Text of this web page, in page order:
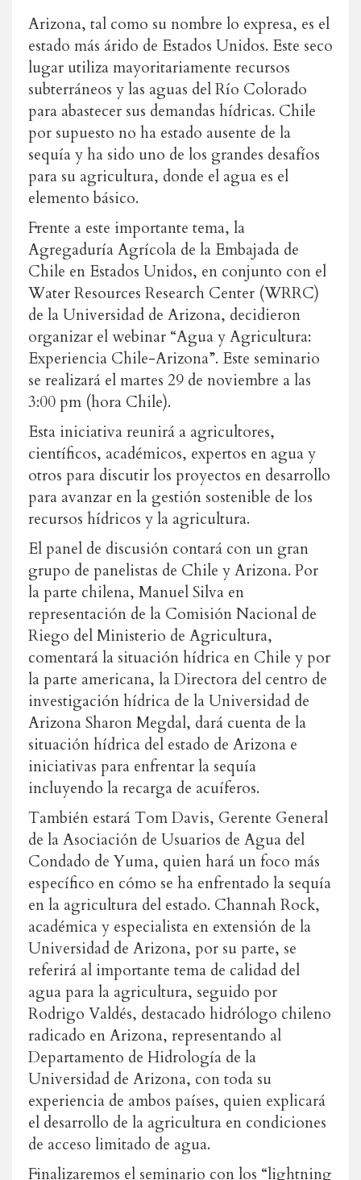
Arizona, tal como su nombre lo expresa, es el
estado más árido de Estados Unidos. Este seco
lugar utiliza mayoritariamente recursos
subterráneos y las aguas del Río Colorado
para abastecer sus demandas hídricas. Chile
por supuesto no ha estado ausente de la
sequía y ha sido uno de los grandes desafíos
para su agricultura, donde el agua es el
elemento básico.
Frente a este importante tema, la
Agregaduría Agrícola de la Embajada de
Chile en Estados Unidos, en conjunto con el
Water Resources Research Center (WRRC)
de la Universidad de Arizona, decidieron
organizar el webinar “Agua y Agricultura:
Experiencia Chile-Arizona”. Este seminario
se realizará el martes 29 de noviembre a las
3:00 pm (hora Chile).
Esta iniciativa reunirá a agricultores,
científicos, académicos, expertos en agua y
otros para discutir los proyectos en desarrollo
para avanzar en la gestión sostenible de los
recursos hídricos y la agricultura.
El panel de discusión contará con un gran
grupo de panelistas de Chile y Arizona. Por
la parte chilena, Manuel Silva en
representación de la Comisión Nacional de
Riego del Ministerio de Agricultura,
comentará la situación hídrica en Chile y por
la parte americana, la Directora del centro de
investigación hídrica de la Universidad de
Arizona Sharon Megdal, dará cuenta de la
situación hídrica del estado de Arizona e
iniciativas para enfrentar la sequía
incluyendo la recarga de acuíferos.
También estará Tom Davis, Gerente General
de la Asociación de Usuarios de Agua del
Condado de Yuma, quien hará un foco más
específico en cómo se ha enfrentado la sequía
en la agricultura del estado. Channah Rock,
académica y especialista en extensión de la
Universidad de Arizona, por su parte, se
referirá al importante tema de calidad del
agua para la agricultura, seguido por
Rodrigo Valdés, destacado hidrólogo chileno
radicado en Arizona, representando al
Departamento de Hidrología de la
Universidad de Arizona, con toda su
experiencia de ambos países, quien explicará
el desarrollo de la agricultura en condiciones
de acceso limitado de agua.
Finalizaremos el seminario con los “lightning